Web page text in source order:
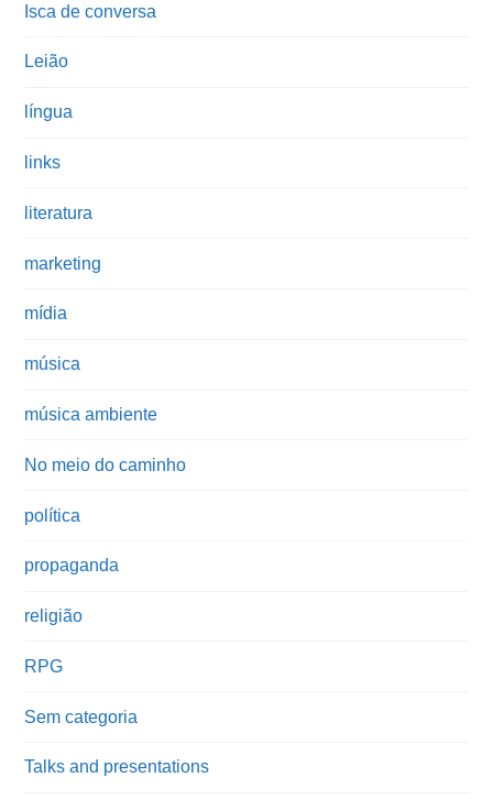
Isca de conversa
Leião
língua
links
literatura
marketing
mídia
música
música ambiente
No meio do caminho
política
propaganda
religião
RPG
Sem categoria
Talks and presentations